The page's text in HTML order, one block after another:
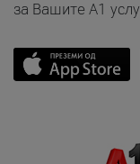
за Вашите A1